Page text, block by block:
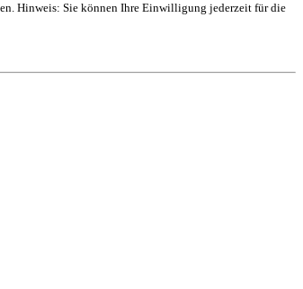
Hinweis: Sie können Ihre Einwilligung jederzeit für die